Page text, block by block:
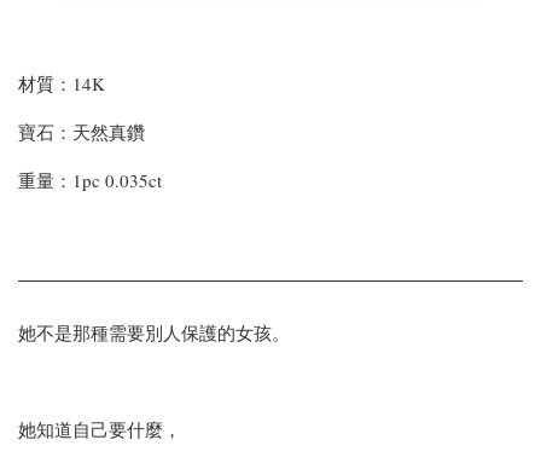
材質：14K
寶石：天然真鑽
重量：1pc 0.035ct
她不是那種需要別人保護的女孩。
她知道自己要什麼，